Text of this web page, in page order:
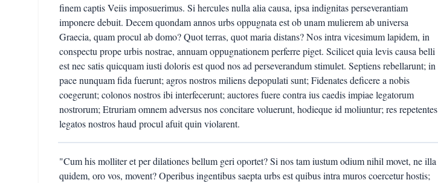
finem captis Veiis imposuerimus. Si hercules nulla alia causa, ipsa indignitas perseverantiam
imponere debuit. Decem quondam annos urbs oppugnata est ob unam mulierem ab universa
Graecia, quam procul ab domo? Quot terras, quot maria distans? Nos intra vicesimum lapidem, in
conspectu prope urbis nostrae, annuam oppugnationem perferre piget. Scilicet quia levis causa belli
est nec satis quicquam iusti doloris est quod nos ad perseverandum stimulet. Septiens rebellarunt; in
pace nunquam fida fuerunt; agros nostros miliens depopulati sunt; Fidenates deficere a nobis
coegerunt; colonos nostros ibi interfecerunt; auctores fuere contra ius caedis impiae legatorum
nostrorum; Etruriam omnem adversus nos concitare voluerunt, hodieque id moliuntur; res repetentes
legatos nostros haud procul afuit quin violarent.
"Cum his molliter et per dilationes bellum geri oportet? Si nos tam iustum odium nihil movet, ne illa
quidem, oro vos, movent? Operibus ingentibus saepta urbs est quibus intra muros coercetur hostis;